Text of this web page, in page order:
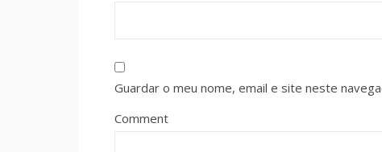
Guardar o meu nome, email e site neste
Comment